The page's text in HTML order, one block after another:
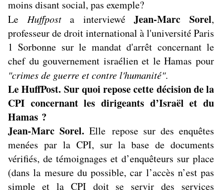
moins disant social, pas exemple?
Le Huffposta interviewéJean-Marc Sorel,
professeur de droit international à l'université Paris
1 Sorbonne sur le mandat d'arrêt concernant le
chef du gouvernement israélien et le Hamas pour
"crimes de guerre et contre l'humanité".
Le HuffPost. Sur quoi repose cette décision de la
CPI concernant les dirigeants d’Israël et du
Hamas ?
Jean-Marc Sorel. Elle repose sur des enquêtes
menées par la CPI, sur la base de documents
vérifiés, de témoignages et d’enquêteurs sur place
(dans la mesure du possible, car l’accès n’est pas
simple et la CPI doit se servir des services